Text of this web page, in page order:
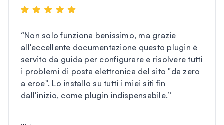
“Non solo funziona benissimo, ma grazie
all'eccellente documentazione questo plugin è
servito da guida per configurare e risolvere tutti
i problemi di posta elettronica del sito "da zero
a eroe". Lo installo su tutti i miei siti fin
dall'inizio, come plugin indispensabile.”